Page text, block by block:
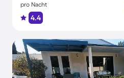
pro Nacht
4.4